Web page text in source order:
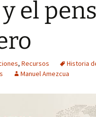
lo hice
en la
(clasificar-
por
Trabajos
el alumnado
el
, Recursos Historia
Manuel Amezcua